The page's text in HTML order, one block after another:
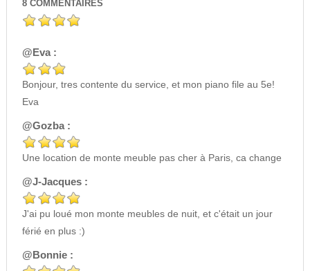
8 COMMENTAIRES
@Eva :
Bonjour, tres contente du service, et mon piano file au 5e!
Eva
@Gozba :
Une location de monte meuble pas cher à Paris, ca change
@J-Jacques :
J'ai pu loué mon monte meubles de nuit, et c'était un jour
férié en plus :)
@Bonnie :